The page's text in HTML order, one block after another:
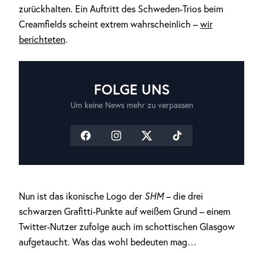
zurückhalten. Ein Auftritt des Schweden-Trios beim
Creamfields scheint extrem wahrscheinlich – wir
berichteten.
FOLGE UNS
Um keine News mehr zu verpassen
Nun ist das ikonische Logo der SHM– die drei
schwarzen Grafitti-Punkte auf weißem Grund – einem
Twitter-Nutzer zufolge auch im schottischen Glasgow
aufgetaucht. Was das wohl bedeuten mag…